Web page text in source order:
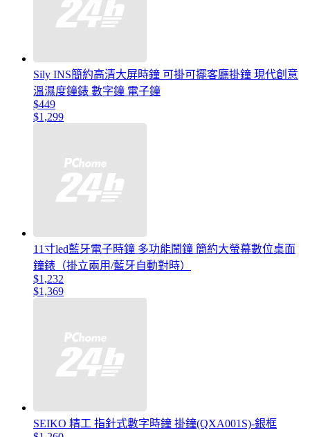
Sily INS簡約高清大屏時鐘 可掛可擺客廳掛鐘 現代創意
溫濕度鐘錶 數字鐘 電子鐘
$449
$1,299
11寸led藍牙電子時鐘 多功能鬧鐘 簡約大螢幕數位桌面
鐘錶（掛立兩用/藍牙自動對時）
$1,232
$1,369
SEIKO 精工 指針式數字時鐘 掛鐘(QXA001S)-銀框